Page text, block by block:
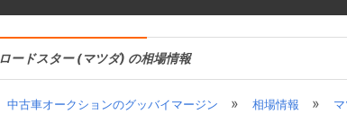
ロードスター (マツダ) の相場情報
中古車オークションのグッバイマージン » 相場情報 »